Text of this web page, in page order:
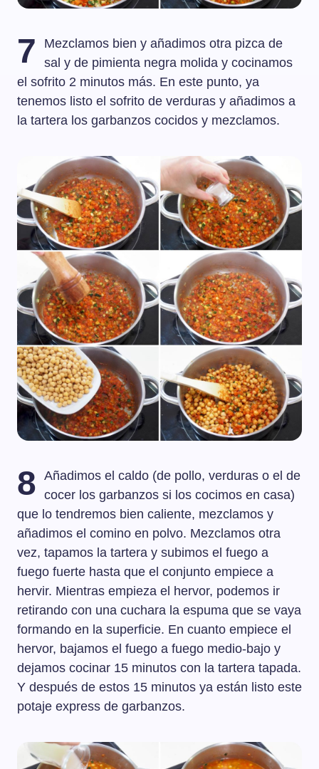
7
Mezclamos bien y añadimos otra pizca de
sal y de pimienta negra molida y cocinamos
el sofrito 2 minutos más. En este punto, ya
tenemos listo el sofrito de verduras y añadimos a
la tartera los garbanzos cocidos y mezclamos.
8
Añadimos el caldo (de pollo, verduras o el de
cocer los garbanzos si los cocimos en casa)
que lo tendremos bien caliente, mezclamos y
añadimos el comino en polvo. Mezclamos otra
vez, tapamos la tartera y subimos el fuego a
fuego fuerte hasta que el conjunto empiece a
hervir. Mientras empieza el hervor, podemos ir
retirando con una cuchara la espuma que se vaya
formando en la superficie. En cuanto empiece el
hervor, bajamos el fuego a fuego medio-bajo y
dejamos cocinar 15 minutos con la tartera tapada.
Y después de estos 15 minutos ya están listo este
potaje express de garbanzos.